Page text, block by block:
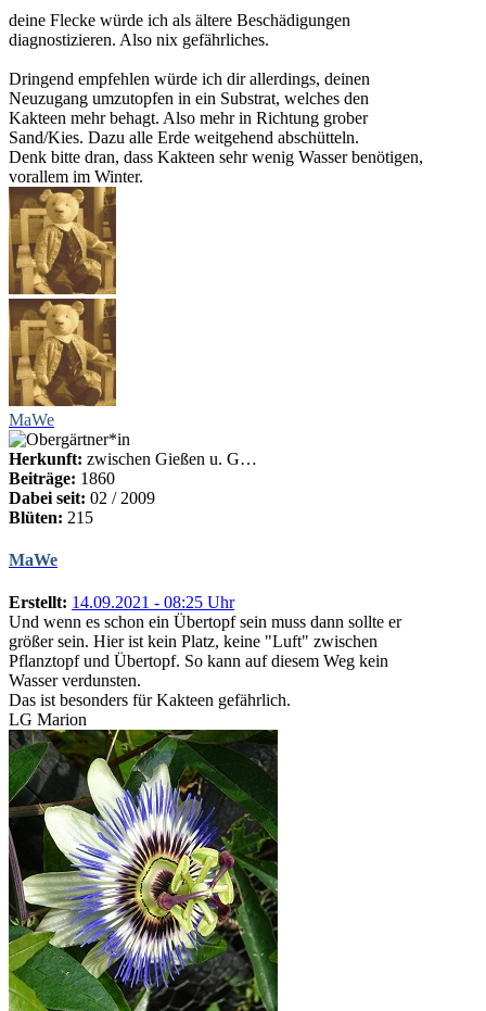
deine Flecke würde ich als ältere Beschädigungen
diagnostizieren. Also nix gefährliches.
Dringend empfehlen würde ich dir allerdings, deinen
Neuzugang umzutopfen in ein Substrat, welches den
Kakteen mehr behagt. Also mehr in Richtung grober
Sand/Kies. Dazu alle Erde weitgehend abschütteln.
Denk bitte dran, dass Kakteen sehr wenig Wasser benötigen,
vorallem im Winter.
MaWe
Herkunft: zwischen Gießen u. G…
Beiträge: 1860
Dabei seit: 02 / 2009
Blüten: 215
MaWe
Erstellt: 14.09.2021 - 08:25 Uhr
Und wenn es schon ein Übertopf sein muss dann sollte er
größer sein. Hier ist kein Platz, keine "Luft" zwischen
Pflanztopf und Übertopf. So kann auf diesem Weg kein
Wasser verdunsten.
Das ist besonders für Kakteen gefährlich.
LG Marion